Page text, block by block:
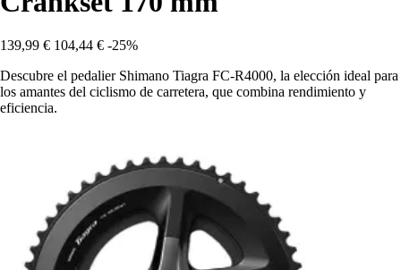
139,99 € 104,44 € -25%
Descubre el pedalier Shimano Tiagra FC-R4000, la elección ideal para
los amantes del ciclismo de carretera, que combina rendimiento y
eficiencia.